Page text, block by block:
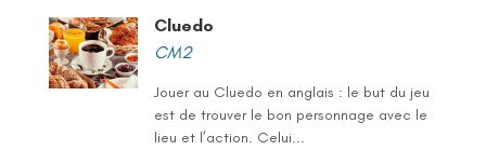
Cluedo
CM2
Jouer au Cluedo en anglais : le but du jeu
est de trouver le bon personnage avec le
lieu et l’action. Celui...